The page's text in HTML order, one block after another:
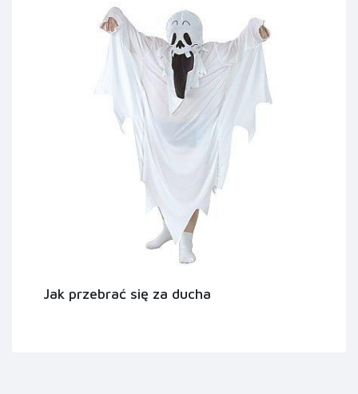
Jak przebrać się za ducha